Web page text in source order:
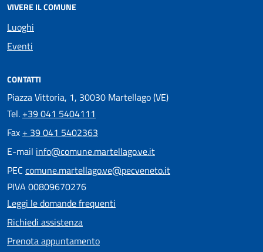
VIVERE IL COMUNE
Luoghi
Eventi
CONTATTI
Piazza Vittoria, 1, 30030 Martellago (VE)
Tel. +39 041 5404111
Fax + 39 041 5402363
E-mail info@comune.martellago.ve.it
PEC comune.martellago.ve@pecveneto.it
PIVA 00809670276
Leggi le domande frequenti
Richiedi assistenza
Prenota appuntamento